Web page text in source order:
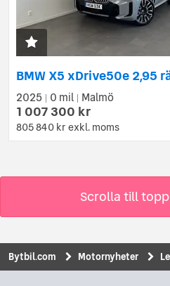
2025 0 mil Malmö
1 007 300 kr
805 840 kr exkl. moms
Scrolla till
Bytbil.com Motornyheter